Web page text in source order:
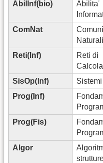
AbilInf(bio)
Abilita'
ComNat
Reti(Inf)
Reti di
SisOp(Inf)
Prog(Inf)
Prog(Fis)
Algor